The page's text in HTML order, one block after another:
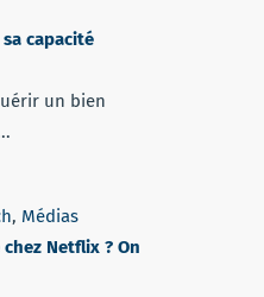
capacité
un bien
, Médias
Netflix ? On